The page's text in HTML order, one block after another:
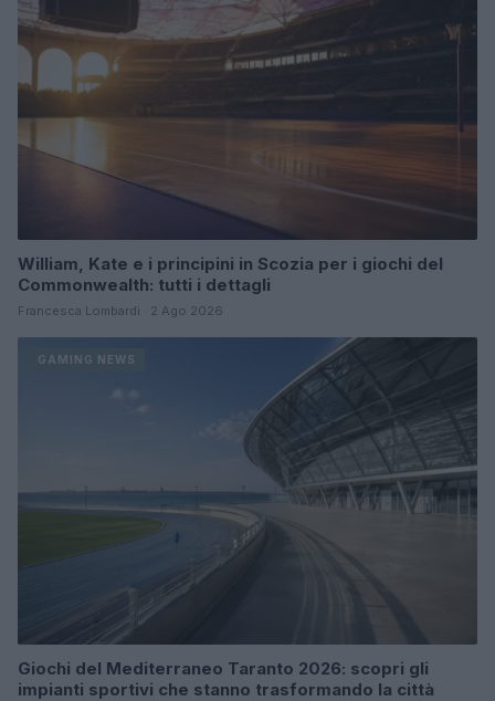
William, Kate e i principini in Scozia per i giochi del
Commonwealth: tutti i dettagli
Francesca Lombardi · 2 Ago 2026
GAMING NEWS
Giochi del Mediterraneo Taranto 2026: scopri gli
impianti sportivi che stanno trasformando la città